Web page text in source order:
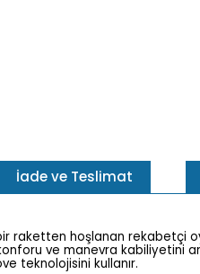
İade ve Teslimat
raketten hoşlanan rekabetçi
ve manevra kabiliyetini
teknolojisini kullanır.